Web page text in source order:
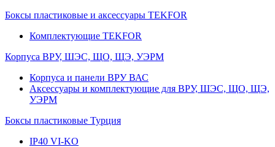
Боксы пластиковые и аксессуары TEKFOR
Комплектующие TEKFOR
Корпуса ВРУ, ШЭС, ЩО, ЩЭ, УЭРМ
Корпуса и панели ВРУ ВАС
Аксессуары и комплектующие для ВРУ, ШЭС, ЩО, ЩЭ,
УЭРМ
Боксы пластиковые Турция
IP40 VI-KO